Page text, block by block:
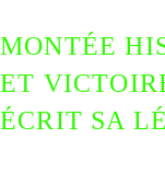
MONTÉE
ET
ÉCRIT SA